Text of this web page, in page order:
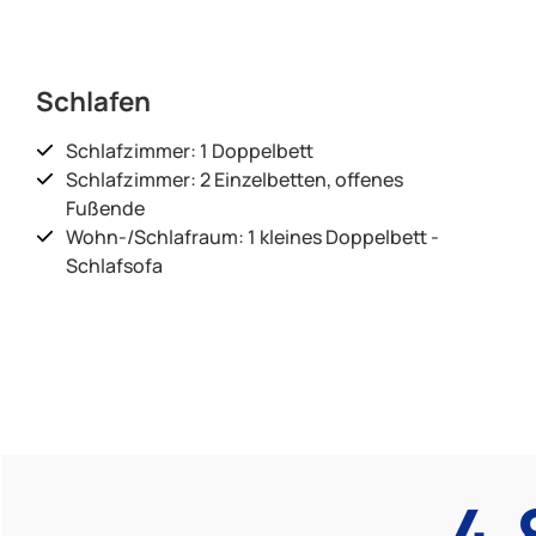
Schlafen
Schlafzimmer: 1 Doppelbett
Schlafzimmer: 2 Einzelbetten, offenes
Fußende
Wohn-/Schlafraum: 1 kleines Doppelbett -
Schlafsofa